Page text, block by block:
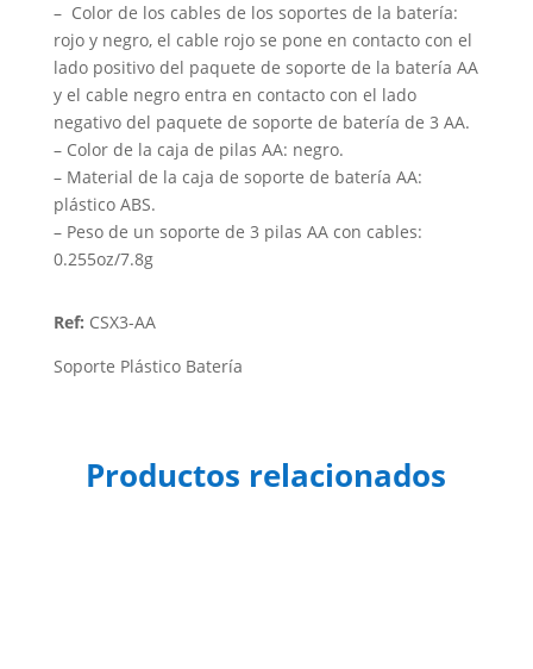
– Color de los cables de los soportes de la batería:
rojo y negro, el cable rojo se pone en contacto con el
lado positivo del paquete de soporte de la batería AA
y el cable negro entra en contacto con el lado
negativo del paquete de soporte de batería de 3 AA.
– Color de la caja de pilas AA: negro.
– Material de la caja de soporte de batería AA:
plástico ABS.
– Peso de un soporte de 3 pilas AA con cables:
0.255oz/7.8g
Ref: CSX3-AA
Soporte Plástico Batería
Productos relacionados